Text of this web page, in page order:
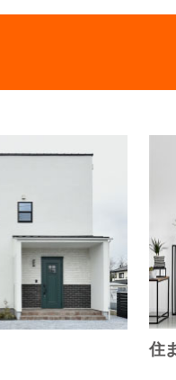
住